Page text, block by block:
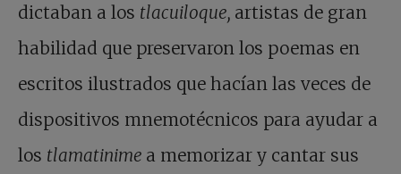
dictaban a los tlacuiloque, artistas de gran
habilidad que preservaron los poemas en
escritos ilustrados que hacían las veces de
dispositivos mnemotécnicos para ayudar a
los tlamatinime a memorizar y cantar sus